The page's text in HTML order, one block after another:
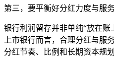
第三，要平衡好分红力度与服
银行利润留存并非单纯“放在
上市银行而言，合理分红与
分红节奏、比例和长期资本规